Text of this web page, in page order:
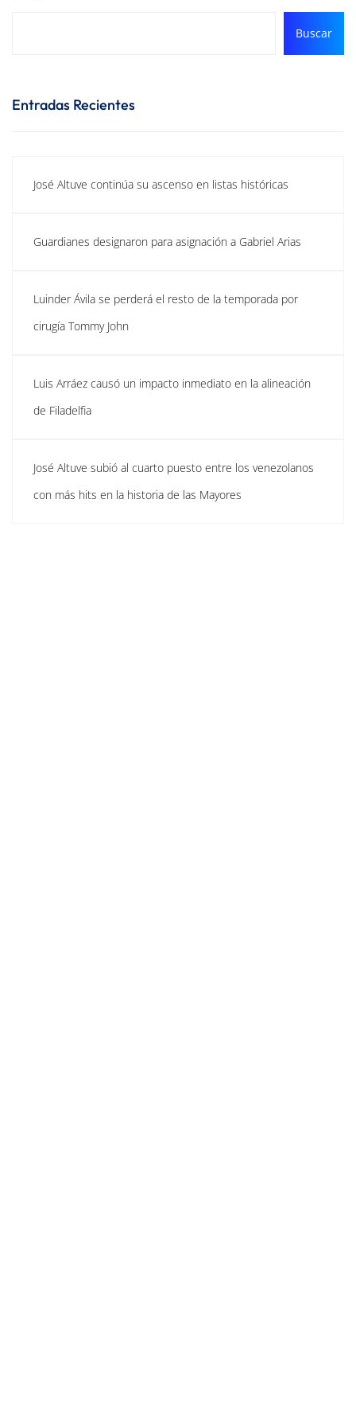
Buscar
Entradas Recientes
José Altuve continúa su ascenso en listas históricas
Guardianes designaron para asignación a Gabriel Arias
Luinder Ávila se perderá el resto de la temporada por
cirugía Tommy John
Luis Arráez causó un impacto inmediato en la alineación
de Filadelfia
José Altuve subió al cuarto puesto entre los venezolanos
con más hits en la historia de las Mayores